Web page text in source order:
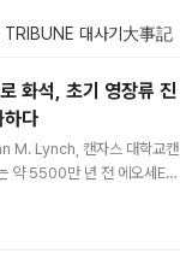
TRIBUNE 대사기大事記
화석, 초기 영장류 진
하다
M. Lynch, 캔자스 대학교캔
약 5500만 년 전 에오세Eo
해를 복잡하게 만든다.인간